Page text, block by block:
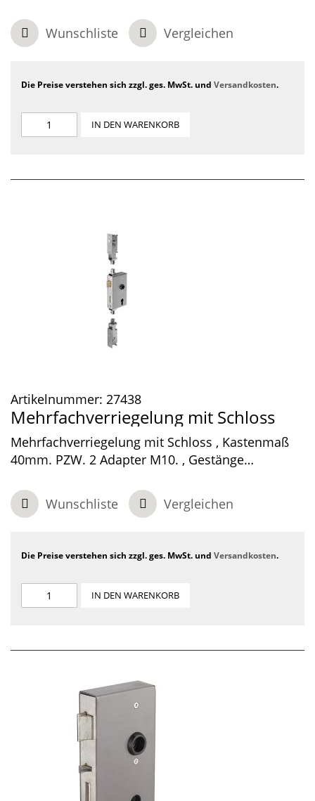
Kürzbar.
Wunschliste Vergleichen
Die Preise verstehen sich zzgl. ges. MwSt. und Versandkosten.
IN DEN WARENKORB
Artikelnummer: 27438
Mehrfachverriegelung mit Schloss
Mehrfachverriegelung mit Schloss , Kastenmaß
40mm. PZW. 2 Adapter M10. , Gestänge
Wunschliste
Vergleichen
Die Preise verstehen sich zzgl. ges. MwSt. und Versandkosten.
IN DEN WARENKORB